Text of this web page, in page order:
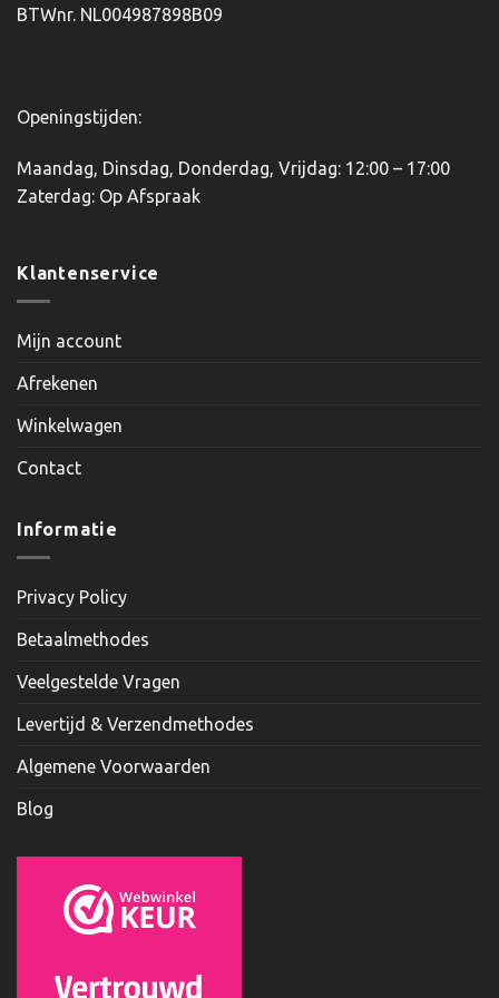
de
BTWnr. NL004987898B09
Openingstijden:
Maandag, Dinsdag, Donderdag, Vrijdag: 12:00 – 17:00
Zaterdag: Op Afspraak
Klantenservice
Mijn account
Afrekenen
Winkelwagen
Contact
Informatie
Privacy Policy
Betaalmethodes
Veelgestelde Vragen
Levertijd & Verzendmethodes
Algemene Voorwaarden
Blog